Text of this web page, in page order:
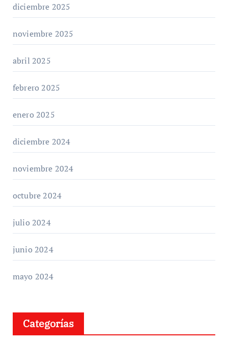
diciembre 2025
noviembre 2025
abril 2025
febrero 2025
enero 2025
diciembre 2024
noviembre 2024
octubre 2024
julio 2024
junio 2024
mayo 2024
Categorías